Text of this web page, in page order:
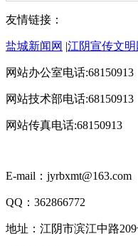
友情链接：
盐城新闻网 |江阴宣传文明
网站办公室电话:68150913
网站技术部电话:68150913
网站传真电话:68150913
E-mail：jyrbxmt@163.com
QQ：362866772
地址：江阴市滨江中路